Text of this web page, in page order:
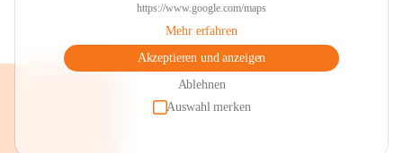
https://www.google.com/maps
Mehr erfahren
Akzeptieren und anzeigen
Ablehnen
Auswahl merken